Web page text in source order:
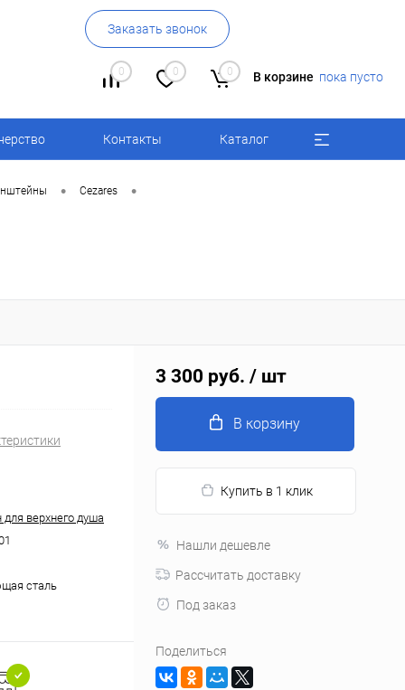
Заказать звонок
0 0 0 В корзине пока пусто
Контакты Каталог
• Cezares •
верхнего душа
сталь
3 300 руб. / шт
В корзину
Купить в 1 клик
Нашли дешевле
Рассчитать доставку
Под заказ
Поделиться